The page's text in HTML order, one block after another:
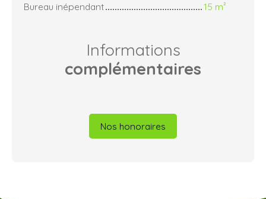
Bureau inépendant
15 m²
Informations
complémentaires
Nos honoraires